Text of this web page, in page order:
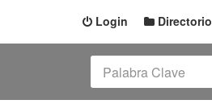
Login Directorio